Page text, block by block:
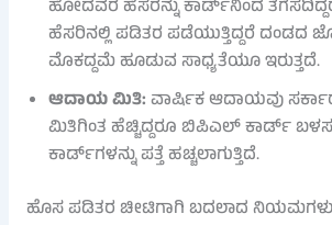
ಹೋದವರ ಹೆಸರನ್ನು ಕಾರ್ಡ್‌ನಿಂದ
ಹೆಸರಿನಲ್ಲಿ ಪಡಿತರ ಪಡೆಯುತ್ತಿದ್ದರೆ ದಂಡದ
ಮೊಕದ್ದಮೆ ಹೂಡುವ ಸಾಧ್ಯತೆಯೂ ಇರುತ್ತದೆ.
ಆದಾಯ ಮಿತಿ:ವಾರ್ಷಿಕ ಆದಾಯವು
ಮಿತಿಗಿಂತ ಹೆಚ್ಚಿದ್ದರೂ ಬಿಪಿಎಲ್ ಕಾರ್ಡ್
ಕಾರ್ಡ್‌ಗಳನ್ನು ಪತ್ತೆ ಹಚ್ಚಲಾಗುತ್ತಿದೆ.
ಹೊಸ ಪಡಿತರ ಚೀಟಿಗಾಗಿ ಬದಲಾದ ನಿಯಮಗಳು